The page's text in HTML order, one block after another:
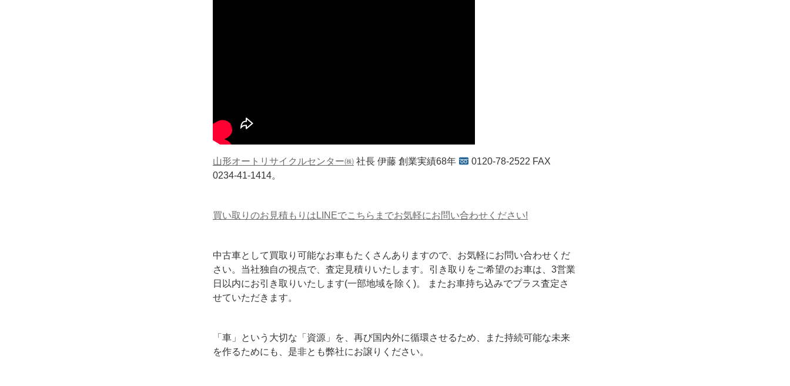
山形オートリサイクルセンター㈱ 社長 伊藤 創業実績68年
0120-78-2522 FAX
0234-41-1414。
買い取りのお見積もりはLINEでこちらまでお気軽にお問い合わせください!
中古車として買取り可能なお車もたくさんありますので、お気軽にお問い合わせくだ
さい。当社独自の視点で、査定見積りいたします。引き取りをご希望のお車は、3営業
日以内にお引き取りいたします(一部地域を除く)。 またお車持ち込みでプラス査定さ
せていただきます。
「車」という大切な「資源」を、再び国内外に循環させるため、また持続可能な未来
を作るためにも、是非とも弊社にお譲りください。